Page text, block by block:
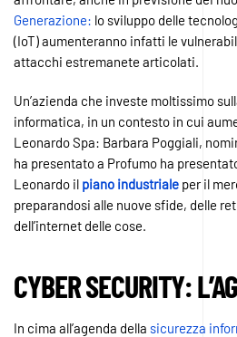
Generazione: lo sviluppo delle
(IoT) aumenteranno infatti le
attacchi estremanete articolati.
Un’azienda che investe moltissimo
informatica, in un contesto in cui
Leonardo Spa: Barbara Poggiali,
ha presentato a Profumo ha
Leonardo il piano industriale per il
preparandosi alle nuove sfide, delle
dell’internet delle cose.
CYBER SECURITY:
In cima all’agenda della sicurezza